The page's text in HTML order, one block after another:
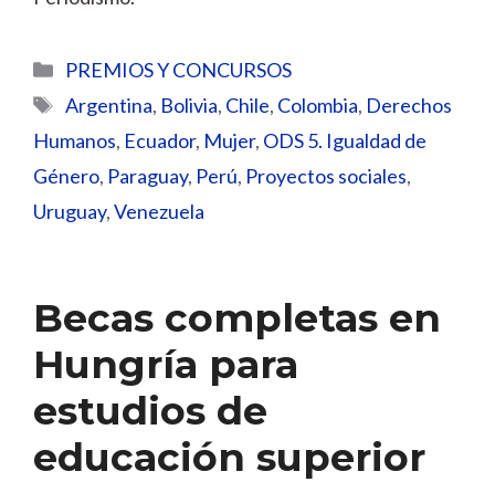
Categorías
PREMIOS Y CONCURSOS
Etiquetas
Argentina, Bolivia, Chile, Colombia, Derechos
Humanos, Ecuador, Mujer, ODS 5. Igualdad de
Género, Paraguay, Perú, Proyectos sociales,
Uruguay,Venezuela
Becas completas en
Hungría para
estudios de
educación superior